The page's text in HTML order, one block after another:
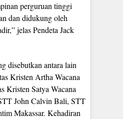
perguruan tinggi
dan didukung oleh
jelas Pendeta Jack
disebutkan antara lain
Kristen Artha Wacana
Kristen Satya Wacana
John Calvin Bali, STT
Makassar. Kehadiran